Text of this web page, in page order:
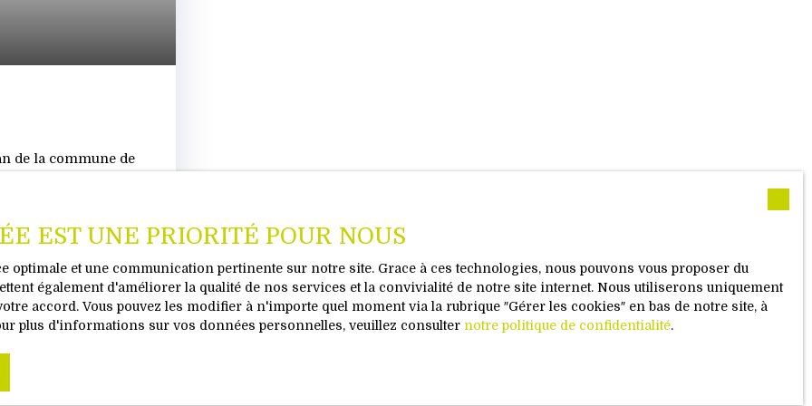
de la commune de
Pour tous
la vidéo de notre philosophie
EST UNE PRIORITÉ POUR NOUS
et une communication pertinente sur notre site. Grace à ces technologies, nous pouvons vous proposer du
également d'améliorer la qualité de nos services et la convivialité de notre site internet. Nous utiliserons uniquement
accord. Vous pouvez les modifier à n'importe quel moment via la rubrique ″Gérer les cookies″ en bas de notre site, à
plus d'informations sur vos données personnelles, veuillez consulter notre politique de confidentialité.